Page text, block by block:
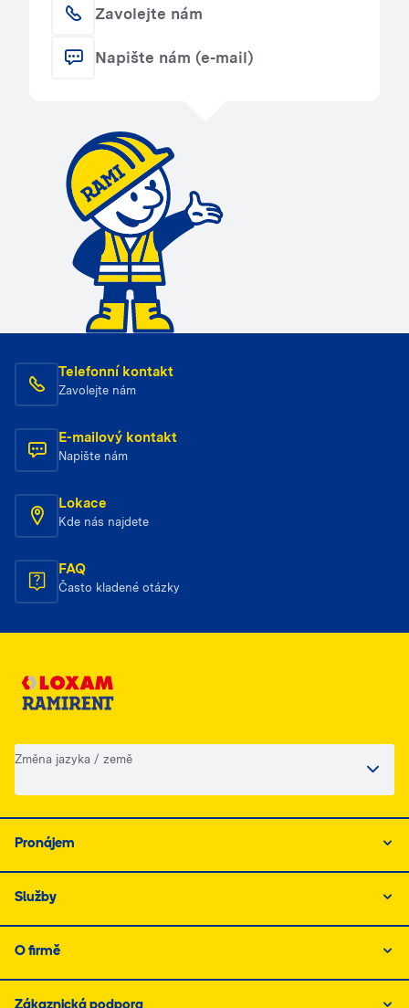
Zavolejte nám
Napište nám (e-mail)
Telefonní kontakt
Zavolejte nám
E-mailový kontakt
Napište nám
Lokace
Kde nás najdete
FAQ
Často kladené otázky
Změna jazyka / země
Pronájem
Služby
O firmě